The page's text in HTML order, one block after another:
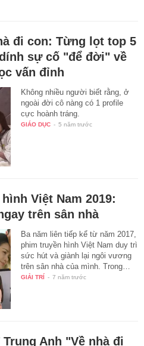
đi con: Từng lọt top 5
sự cố "để đời" về
vấn đỉnh
Không nhiều người biết rằng, ở
ngoài đời cô nàng có 1 profile
cực hoành tráng.
GIÁO DỤC - 5 năm trước
Việt Nam 2019:
trên sân nhà
Ba năm liên tiếp kể từ năm 2017,
phim truyền hình Việt Nam duy trì
sức hút và giành lại ngôi vương
trên sân nhà của mình. Trong…
GIẢI TRÍ - 7 năm trước
Anh "Về nhà đi